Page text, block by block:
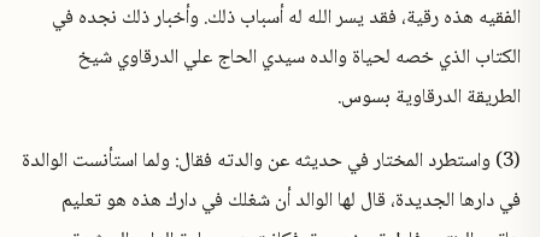
الفقيه هذه رقية، فقد يسر الله له أسباب ذلك. وأخبار ذلك نجده في
الكتاب الذي خصه لحياة والده سيدي الحاج علي الدرقاوي شيخ
الطريقة الدرقاوية بسوس.
(3) واستطرد المختار في حديثه عن والدته فقال: ولما استأنست الوالدة
في دارها الجديدة، قال لها الوالد أن شغلك في دارك هذه هو تعليم